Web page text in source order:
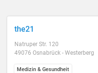
the21
Natruper Str. 120
49076 Osnabrück - Westerberg
Medizin & Gesundheit